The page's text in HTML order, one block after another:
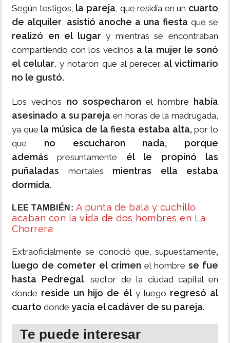
Según testigos, la pareja, que residía en un cuarto
de alquiler, asistió anoche a una fiesta que se
realizó en el lugar y mientras se encontraban
compartiendo con los vecinos a la mujer le sonó
el celular, y notaron que al perecer al victimario
no le gustó.
Los vecinos no sospecharonel hombre había
asesinado a su pareja en horas de la madrugada,
ya que la música de la fiesta estaba alta,por lo
que no escucharon nada, porque
además presuntamente él le propinó las
puñaladas mortales mientras ella estaba
dormida.
LEE TAMBIÉN: A punta de bala y cuchillo
acaban con la vida de dos hombres en La
Chorrera
Extraoficialmente se conoció que, supuestamente,
luego de cometer el crimen el hombre se fue
hasta Pedregal, sector de la ciudad capital en
donde reside un hijo de ély luego regresó al
cuarto donde yacía el cadáver de su pareja.
Te puede interesar